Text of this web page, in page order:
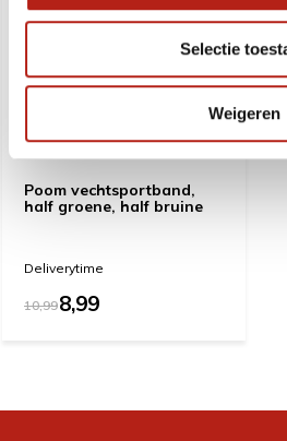
Selectie
Weigeren
Poom vechtsportband,
half groene, half bruine
Deliverytime
10,998,99